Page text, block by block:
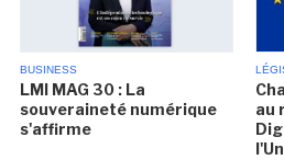
BUSINESS
LMI MAG 30 : La
souveraineté numérique
s'affirme
au